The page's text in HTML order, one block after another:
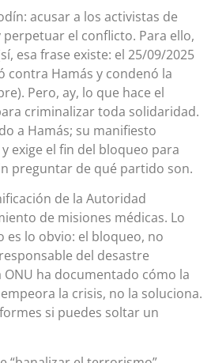
acusar a los activistas de
perpetuar el conflicto. Para ello,
esa frase existe: el 25/09/2025
contra Hamás y condenó la
Pero, ay, lo que hace el
criminalizar toda solidaridad.
a Hamás; su manifiesto
exige el fin del bloqueo para
preguntar de qué partido son.
de la Autoridad
de misiones médicas. Lo
es lo obvio: el bloqueo, no
del desastre
ha documentado cómo la
la crisis, no la soluciona.
si puedes soltar un